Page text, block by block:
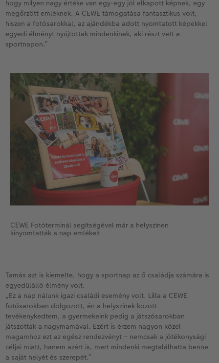
hogy milyen nagy értéke van egy-egy jól elkapott képnek, egy
megőrzött emléknek. A CEWE támogatása fantasztikus volt,
hiszen a fotósarokkal, az ajándékba adott nyomtatott képekkel
egyedi élményt nyújtottak mindenkinek, aki részt vett a
sportnapon.”
CEWE Fotóterminál segítségével már a helyszínen
kinyomtatták a nap emlékeit
Tamás azt is kiemelte, hogy a sportnap az ő családja számára is
egyedülálló élmény volt.
„Ez a nap nálunk igazi családi esemény volt. Lilla a CEWE
fotósarokban dolgozott, én a helyszínek között
tevékenykedtem, a gyermekeink pedig a játszósarokban
játszottak a nagymamával. Ezért is érzem nagyon közel
magamhoz ezt az egész rendezvényt – nemcsak a jótékonysági
céljai miatt, hanem azért is, mert mindenki megtalálhatta benne
a saját helyét és szerepét.”